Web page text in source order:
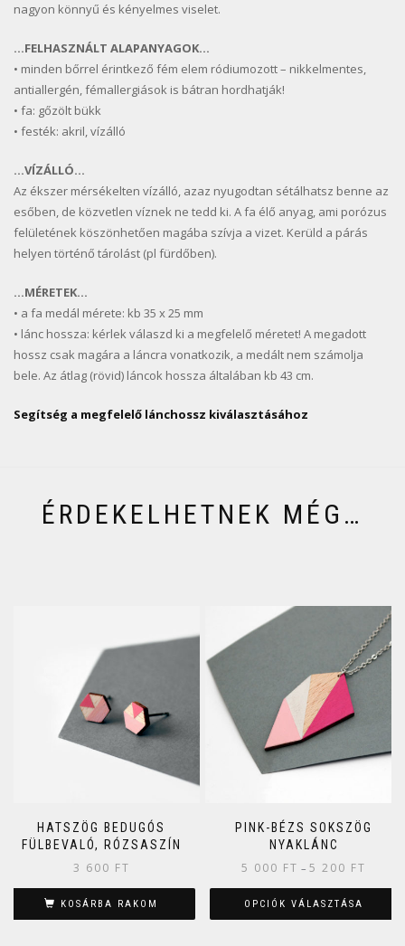
nagyon könnyű és kényelmes viselet.
…FELHASZNÁLT ALAPANYAGOK…
• minden bőrrel érintkező fém elem ródiumozott – nikkelmentes,
antiallergén, fémallergiások is bátran hordhatják!
• fa: gőzölt bükk
• festék: akril, vízálló
…VÍZÁLLÓ…
Az ékszer mérsékelten vízálló, azaz nyugodtan sétálhatsz benne az
esőben, de közvetlen víznek ne tedd ki. A fa élő anyag, ami porózus
felületének köszönhetően magába szívja a vizet. Kerüld a párás
helyen történő tárolást (pl fürdőben).
…MÉRETEK…
• a fa medál mérete: kb 35 x 25 mm
• lánc hossza: kérlek válaszd ki a megfelelő méretet! A megadott
hossz csak magára a láncra vonatkozik, a medált nem számolja
bele. Az átlag (rövid) láncok hossza általában kb 43 cm.
Segítség a megfelelő lánchossz kiválasztásához
ÉRDEKELHETNEK MÉG…
HATSZÖG BEDUGÓS
FÜLBEVALÓ, RÓZSASZÍN
3 600 FT
KOSÁRBA RAKOM
PINK-BÉZS SOKSZÖG
NYAKLÁNC
5 000 FT – 5 200 FT
OPCIÓK VÁLASZTÁSA